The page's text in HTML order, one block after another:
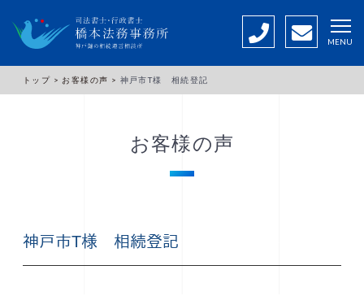
MENU
トップ > お客様の声 > 神戸市T様 相続登記
お客様の声
神戸市T様 相続登記